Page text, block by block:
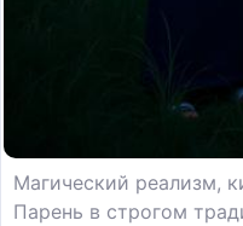
Магический реализм,
Парень в строгом